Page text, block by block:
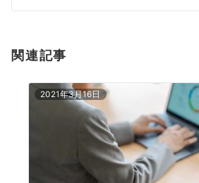
ン
関連記事
2021年3月16日